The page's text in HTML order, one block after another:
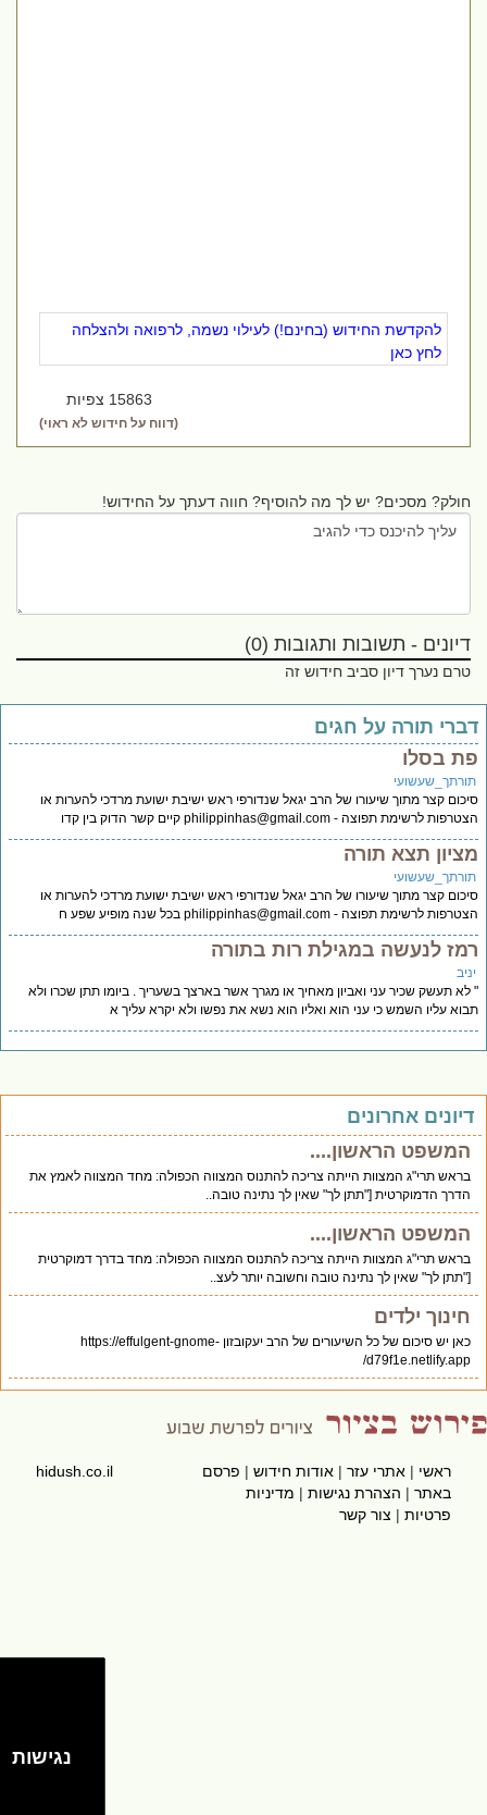
להקדשת החידוש (בחינם!) לעילוי נשמה, לרפואה ולהצלחה
לחץ כאן
15863 צפיות
(דווח על חידוש לא ראוי)
חולק? מסכים? יש לך מה להוסיף? חווה דעתך על החידוש!
דיונים - תשובות ותגובות (0)
טרם נערך דיון סביב חידוש זה
תורה על חגים
בסלו
קצר מתוך שיעורו של הרב יגאל שנדורפי ראש ישיבת ישועת מרדכי להערות או
לרשימת תפוצה -philippinhas@gmail.comקיים קשר הדוק בין קדו
תצא תורה
קצר מתוך שיעורו של הרב יגאל שנדורפי ראש ישיבת ישועת מרדכי להערות או
לרשימת תפוצה -philippinhas@gmail.comבכל שנה מופיע שפע ח
לנעשה במגילת רות בתורה
תעשק שכיר עני ואביון מאחיך או מגרך אשר בארצך בשעריך . ביומו תתן שכרו ולא
עליו השמש כי עני הוא ואליו הוא נשא את נפשו ולא יקרא עליך א
אחרונים
המשפט הראשון....
בראש תרי"ג המצוות הייתה צריכה להתנוס המצווה הכפולה: מחד המצווה לאמץ את
הדרך הדמוקרטית ["תתן לך" שאין לך נתינה טובה..
המשפט הראשון....
בראש תרי"ג המצוות הייתה צריכה להתנוס המצווה הכפולה: מחד בדרך דמוקרטית
["תתן לך" שאין לך נתינה טובה וחשובה יותר לעצ..
חינוך ילדים
כאן יש סיכום של כל השיעורים של הרב יעקובזון https://effulgent-gnome-
d79f1e.netlify.app/
ראשי|אתרי עזר|אודות חידוש|פרסם
באתר|הצהרת נגישות|מדיניות
פרטיות|צור קשר
hidush.co.il
נגישות